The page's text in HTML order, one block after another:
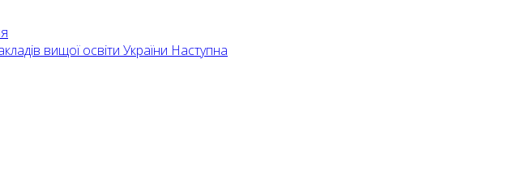
вищої освіти України Наступна